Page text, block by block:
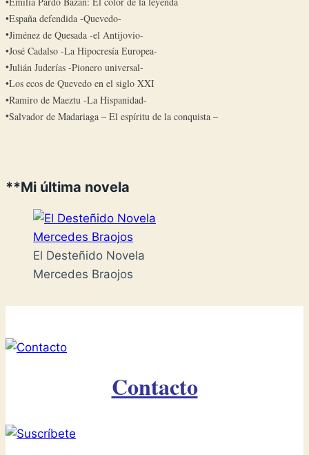
España defendida -Quevedo-
Jiménez de Quesada -el Antijovio-
José Cadalso -La Hipocresía Europea-
Julián Juderías -Pionero universal-
Los ecos de Quevedo en el siglo XXI
Ramiro de Maeztu -La Hispanidad-
Salvador de Madariaga – El espíritu de la conquista –
**Mi última novela
El Desteñido Novela
Mercedes Braojos
Contacto